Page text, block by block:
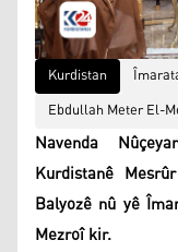
Kurdistan
Ebdullah Meter El-
Navenda
Kurdistanê
Balyozê nû yê
Mezroî kir.